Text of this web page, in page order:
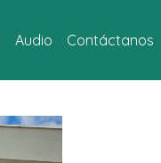
Audio Contáctanos